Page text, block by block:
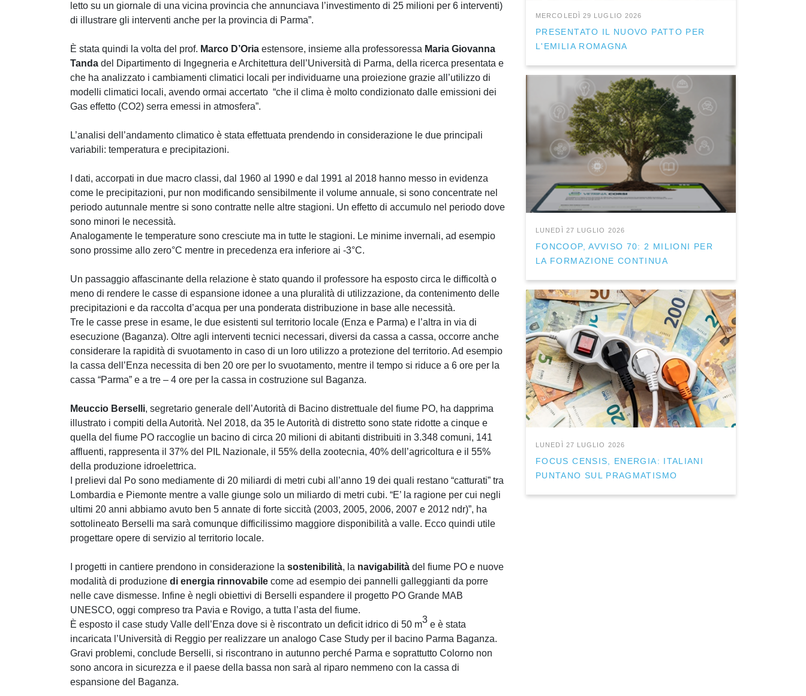
letto su un giornale di una vicina provincia che annunciava l’investimento di 25 milioni per 6 interventi)
di illustrare gli interventi anche per la provincia di Parma”.
È stata quindi la volta del prof. Marco D’Oria estensore, insieme alla professoressa Maria Giovanna
Tanda del Dipartimento di Ingegneria e Architettura dell’Università di Parma, della ricerca presentata e
che ha analizzato i cambiamenti climatici locali per individuarne una proiezione grazie all’utilizzo di
modelli climatici locali, avendo ormai accertato “che il clima è molto condizionato dalle emissioni dei
Gas effetto (CO2) serra emessi in atmosfera”.
L’analisi dell’andamento climatico è stata effettuata prendendo in considerazione le due principali
variabili: temperatura e precipitazioni.
I dati, accorpati in due macro classi, dal 1960 al 1990 e dal 1991 al 2018 hanno messo in evidenza
come le precipitazioni, pur non modificando sensibilmente il volume annuale, si sono concentrate nel
periodo autunnale mentre si sono contratte nelle altre stagioni. Un effetto di accumulo nel periodo dove
sono minori le necessità.
Analogamente le temperature sono cresciute ma in tutte le stagioni. Le minime invernali, ad esempio
sono prossime allo zero°C mentre in precedenza era inferiore ai -3°C.
Un passaggio affascinante della relazione è stato quando il professore ha esposto circa le difficoltà o
meno di rendere le casse di espansione idonee a una pluralità di utilizzazione, da contenimento delle
precipitazioni e da raccolta d’acqua per una ponderata distribuzione in base alle necessità.
Tre le casse prese in esame, le due esistenti sul territorio locale (Enza e Parma) e l’altra in via di
esecuzione (Baganza). Oltre agli interventi tecnici necessari, diversi da cassa a cassa, occorre anche
considerare la rapidità di svuotamento in caso di un loro utilizzo a protezione del territorio. Ad esempio
la cassa dell’Enza necessita di ben 20 ore per lo svuotamento, mentre il tempo si riduce a 6 ore per la
cassa “Parma” e a tre – 4 ore per la cassa in costruzione sul Baganza.
Meuccio Berselli, segretario generale dell’Autorità di Bacino distrettuale del fiume PO, ha dapprima
illustrato i compiti della Autorità. Nel 2018, da 35 le Autorità di distretto sono state ridotte a cinque e
quella del fiume PO raccoglie un bacino di circa 20 milioni di abitanti distribuiti in 3.348 comuni, 141
affluenti, rappresenta il 37% del PIL Nazionale, il 55% della zootecnia, 40% dell’agricoltura e il 55%
della produzione idroelettrica.
I prelievi dal Po sono mediamente di 20 miliardi di metri cubi all’anno 19 dei quali restano “catturati” tra
Lombardia e Piemonte mentre a valle giunge solo un miliardo di metri cubi. “E’ la ragione per cui negli
ultimi 20 anni abbiamo avuto ben 5 annate di forte siccità (2003, 2005, 2006, 2007 e 2012 ndr)”, ha
sottolineato Berselli ma sarà comunque difficilissimo maggiore disponibilità a valle. Ecco quindi utile
progettare opere di servizio al territorio locale.
I progetti in cantiere prendono in considerazione la sostenibilità, la navigabilità del fiume PO e nuove
modalità di produzione di energia rinnovabile come ad esempio dei pannelli galleggianti da porre
nelle cave dismesse. Infine è negli obiettivi di Berselli espandere il progetto PO Grande MAB
UNESCO, oggi compreso tra Pavia e Rovigo, a tutta l’asta del fiume.
È esposto il case study Valle dell’Enza dove si è riscontrato un deficit idrico di 50 m3 e è stata
incaricata l’Università di Reggio per realizzare un analogo Case Study per il bacino Parma Baganza.
Gravi problemi, conclude Berselli, si riscontrano in autunno perché Parma e soprattutto Colorno non
sono ancora in sicurezza e il paese della bassa non sarà al riparo nemmeno con la cassa di
espansione del Baganza.
MERCOLEDÌ 29 LUGLIO 2026
PRESENTATO IL NUOVO PATTO PER
L'EMILIA ROMAGNA
LUNEDÌ 27 LUGLIO 2026
FONCOOP, AVVISO 70: 2 MILIONI PER
LA FORMAZIONE CONTINUA
LUNEDÌ 27 LUGLIO 2026
FOCUS CENSIS, ENERGIA: ITALIANI
PUNTANO SUL PRAGMATISMO